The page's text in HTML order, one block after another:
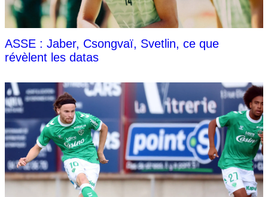
ASSE : Jaber, Csongvaï, Svetlin, ce que
révèlent les datas